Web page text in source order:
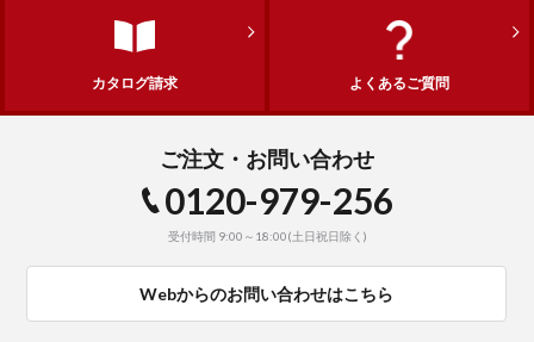
カタログ請求 よくあるご質問
ご注文・お問い合わせ
0120-979-256
受付時間 9:00～18:00(土日祝日除く)
Webからのお問い合わせはこちら